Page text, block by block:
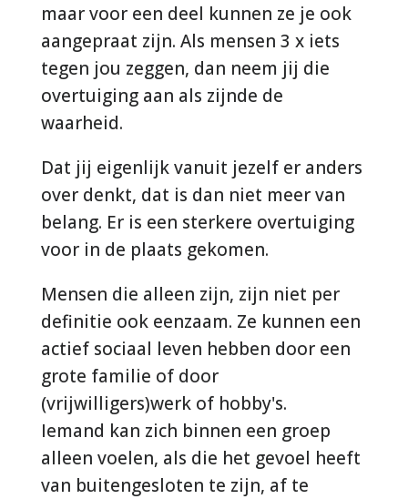
maar voor een deel kunnen ze je ook
aangepraat zijn. Als mensen 3 x iets
tegen jou zeggen, dan neem jij die
overtuiging aan als zijnde de
waarheid.
Dat jij eigenlijk vanuit jezelf er anders
over denkt, dat is dan niet meer van
belang. Er is een sterkere overtuiging
voor in de plaats gekomen.
Mensen die alleen zijn, zijn niet per
definitie ook eenzaam. Ze kunnen een
actief sociaal leven hebben door een
grote familie of door
(vrijwilligers)werk of hobby's.
Iemand kan zich binnen een groep
alleen voelen, als die het gevoel heeft
van buitengesloten te zijn, af te